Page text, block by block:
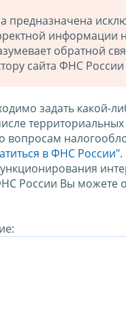
предназначена
информации
обратной
сайта ФНС
задать какой-
вопросам
в ФНС России".
России Вы можете